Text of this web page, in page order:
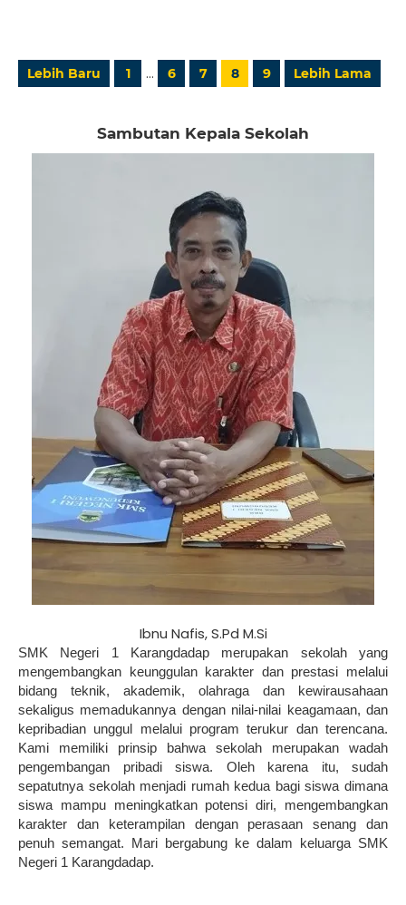
Lebih Baru 1 … 6 7 8 9 Lebih Lama
Sambutan Kepala Sekolah
Ibnu Nafis, S.Pd M.Si
SMK Negeri 1 Karangdadap merupakan sekolah yang
mengembangkan keunggulan karakter dan prestasi melalui
bidang teknik, akademik, olahraga dan kewirausahaan
sekaligus memadukannya dengan nilai-nilai keagamaan, dan
kepribadian unggul melalui program terukur dan terencana.
Kami memiliki prinsip bahwa sekolah merupakan wadah
pengembangan pribadi siswa. Oleh karena itu, sudah
sepatutnya sekolah menjadi rumah kedua bagi siswa dimana
siswa mampu meningkatkan potensi diri, mengembangkan
karakter dan keterampilan dengan perasaan senang dan
penuh semangat. Mari bergabung ke dalam keluarga SMK
Negeri 1 Karangdadap.